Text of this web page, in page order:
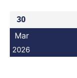
30
Mar
2026